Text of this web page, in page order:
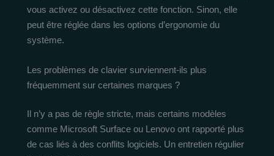
vous activez ou désactivez cette fonction. Sinon, elle
peut être réglée dans les options d’ergonomie du
système.
Les problèmes de clavier surviennent-ils plus
fréquemment sur certaines marques ?
Il n’y a pas de règle stricte, mais certains modèles
comme Microsoft Surface ou Lenovo ont rapporté plus
de cas liés à des conflits logiciels. Un entretien régulier